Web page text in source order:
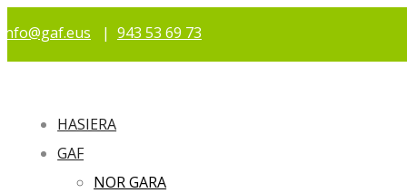
info@gaf.eus | 943 53 69 73
HASIERA
GAF
NOR GARA